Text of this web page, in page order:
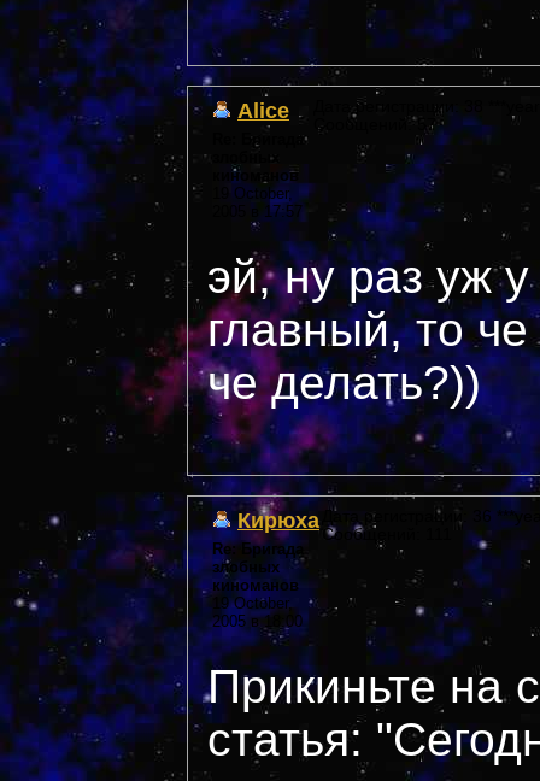
Alice
Re: Бригада
злобных
киноманов
19 October,
2005 в 17:57
Дата регистрации: 38
Сообщений: 57
эй, ну раз уж
главный, то
че делать?))
Кирюха
Re: Бригада
злобных
киноманов
19 October,
2005 в 18:00
Дата регистрации: 36
Сообщений: 111
Прикиньте на
статья: